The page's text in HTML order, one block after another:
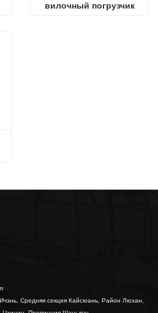
вилочный погрузчик
Средняя секция Кайсюань, Район Люхан,